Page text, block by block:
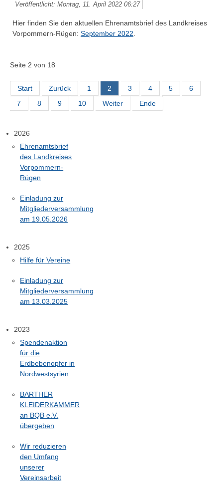
Veröffentlicht: Montag, 11. April 2022 06:27
Hier finden Sie den aktuellen Ehrenamtsbrief des Landkreises
Vorpommern-Rügen: September 2022.
Seite 2 von 18
Start Zurück 1 2 3 4 5
6
7
8 9 10 Weiter Ende
2026
Ehrenamtsbrief
des Landkreises
Vorpommern-
Rügen
Einladung zur
Mitgliederversammlung
am 19.05.2026
2025
Hilfe für Vereine
Einladung zur
Mitgliederversammlung
am 13.03.2025
2023
Spendenaktion
für die
Erdbebenopfer in
Nordwestsyrien
BARTHER
KLEIDERKAMMER
an BQB e.V.
übergeben
Wir reduzieren
den Umfang
unserer
Vereinsarbeit